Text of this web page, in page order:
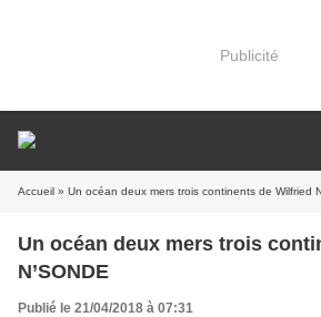
Publicité
Accueil » Un océan deux mers trois continents de Wilfried
Un océan deux mers trois
N’SONDE
Publié le 21/04/2018 à 07:31